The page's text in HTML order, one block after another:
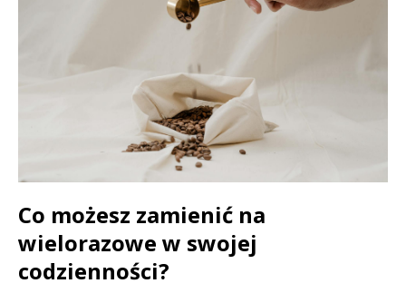
Co możesz zamienić na
wielorazowe w swojej
codzienności?